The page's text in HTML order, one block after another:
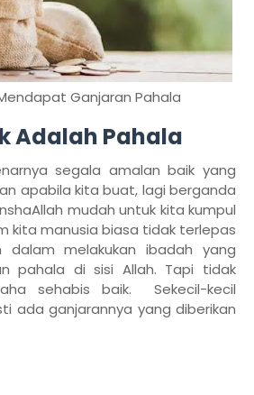
Ganjaran Pahala
Adalah Pahala
segala amalan baik yang
apabila kita buat, lagi berganda
mudah untuk kita kumpul
kita manusia biasa tidak terlepas
dalam melakukan ibadah yang
pahala di sisi Allah. Tapi tidak
sehabis baik. Sekecil-kecil
ada ganjarannya yang diberikan